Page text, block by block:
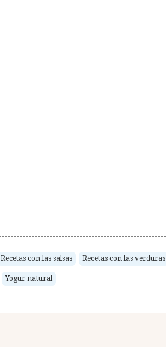
Recetas con las salsas Recetas con las verduras
Yogur natural